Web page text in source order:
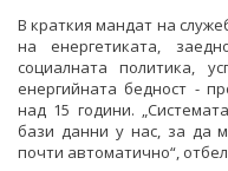
В краткия мандат на
на енергетиката,
социалната политика,
енергийната бедност -
над 15 години.
бази данни у нас, за да
почти автоматично“,